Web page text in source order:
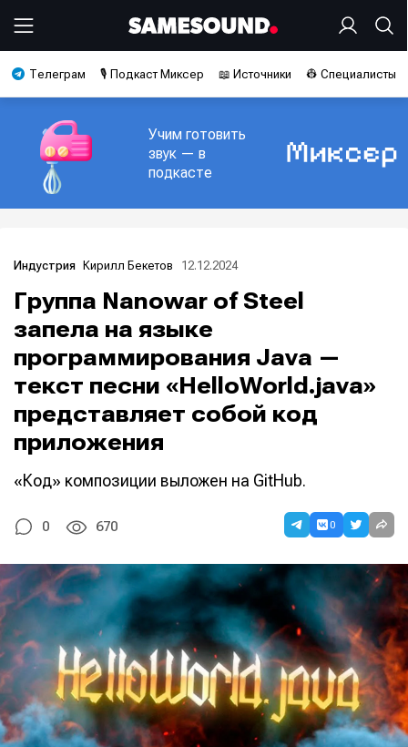
Телеграм 🎙️ Подкаст Миксер 📖 Источники 👷 Специалисты
Учим готовить
звук — в
подкасте
Индустрия Кирилл Бекетов 12.12.2024
Группа Nanowar of Steel
запела на языке
программирования Java —
текст песни «HelloWorld.java»
представляет собой код
приложения
«Код» композиции выложен на GitHub.
0 670 0